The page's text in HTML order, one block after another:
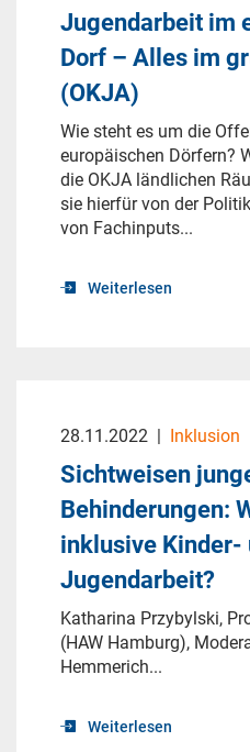
Jugendarbeit im
Dorf – Alles im
(OKJA)
Wie steht es um die
europäischen Dörfern?
die OKJA ländlichen
sie hierfür von der
von Fachinputs...
Weiterlesen
28.11.2022 | Inklusion
Sichtweisen
Behinderungen:
inklusive Kinder-
Jugendarbeit?
Katharina Przybylski,
(HAW Hamburg),
Hemmerich...
Weiterlesen